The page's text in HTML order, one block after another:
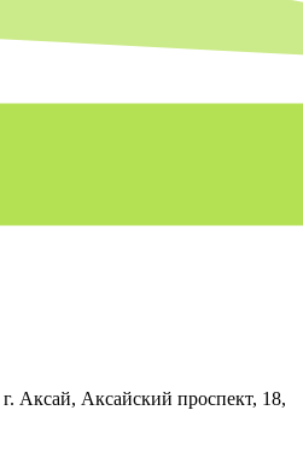
г. Аксай, Аксайский проспект, 18,